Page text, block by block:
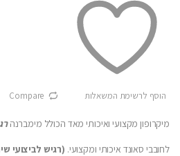
הוסף לרשימת המשאלות Compare
מיקרופון מקצועי ואיכותי מאד הכולל מימברנה
לחובבי סאונד איכותי ומקצועי. (רגיש לביצועי